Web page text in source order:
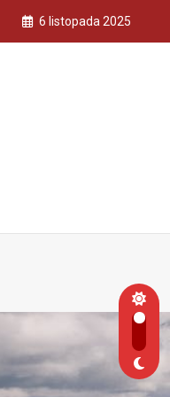
6 listopada 2025